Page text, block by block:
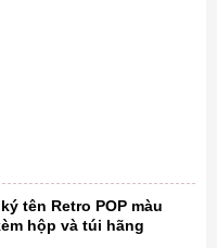
tên Retro POP màu
hộp và túi hãng